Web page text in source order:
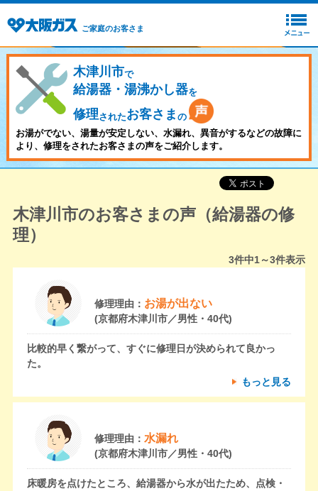
ご家庭のお客さま
木津川市で
給湯器・湯沸かし器を
修理されたお客さま の
お湯がでない、湯量が安定しない、水漏れ、異音がするなどの故障に
より、修理をされたお客さまの声をご紹介します。
木津川市のお客さまの声（給湯器の修
理）
3件中1～3件表示
修理理由： お湯が出ない
(京都府木津川市／男性・40代)
比較的早く繋がって、すぐに修理日が決められて良かっ
た。
もっと見る
修理理由： 水漏れ
(京都府木津川市／男性・40代)
床暖房を点けたところ、給湯器から水が出たため、点検・